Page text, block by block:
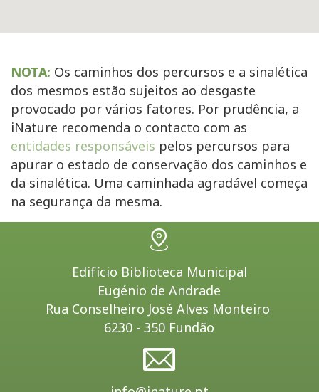
NOTA: Os caminhos dos percursos e a sinalética
dos mesmos estão sujeitos ao desgaste
provocado por vários fatores. Por prudência, a
iNature recomenda o contacto com as
entidades responsáveis pelos percursos para
apurar o estado de conservação dos caminhos e
da sinalética. Uma caminhada agradável começa
na segurança da mesma.
Edifício Biblioteca Municipal
Eugénio de Andrade
Rua Conselheiro José Alves Monteiro
6230 - 350 Fundão